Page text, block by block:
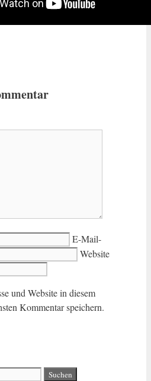
E-Mail-
Website
und Website in diesem
Kommentar speichern.